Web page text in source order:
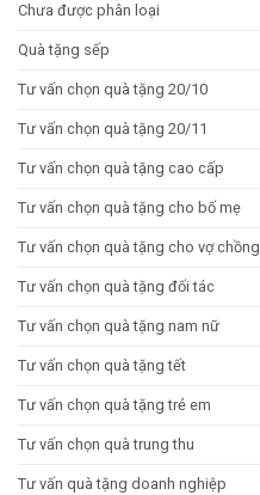
Chưa được phân loại
Quà tặng sếp
Tư vấn chọn quà tặng 20/10
Tư vấn chọn quà tặng 20/11
Tư vấn chọn quà tặng cao cấp
Tư vấn chọn quà tặng cho bố mẹ
Tư vấn chọn quà tặng cho vợ chồng
Tư vấn chọn quà tặng đối tác
Tư vấn chọn quà tặng nam nữ
Tư vấn chọn quà tặng tết
Tư vấn chọn quà tặng trẻ em
Tư vấn chọn quà trung thu
Tư vấn quà tặng doanh nghiệp